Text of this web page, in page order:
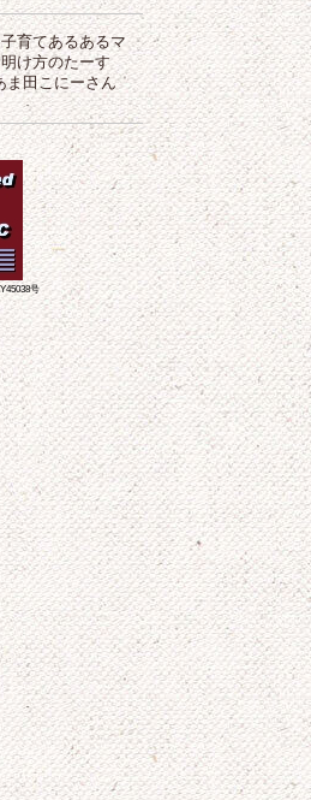
育てあるあるマ
け方のたーす
ま田こにーさん
号